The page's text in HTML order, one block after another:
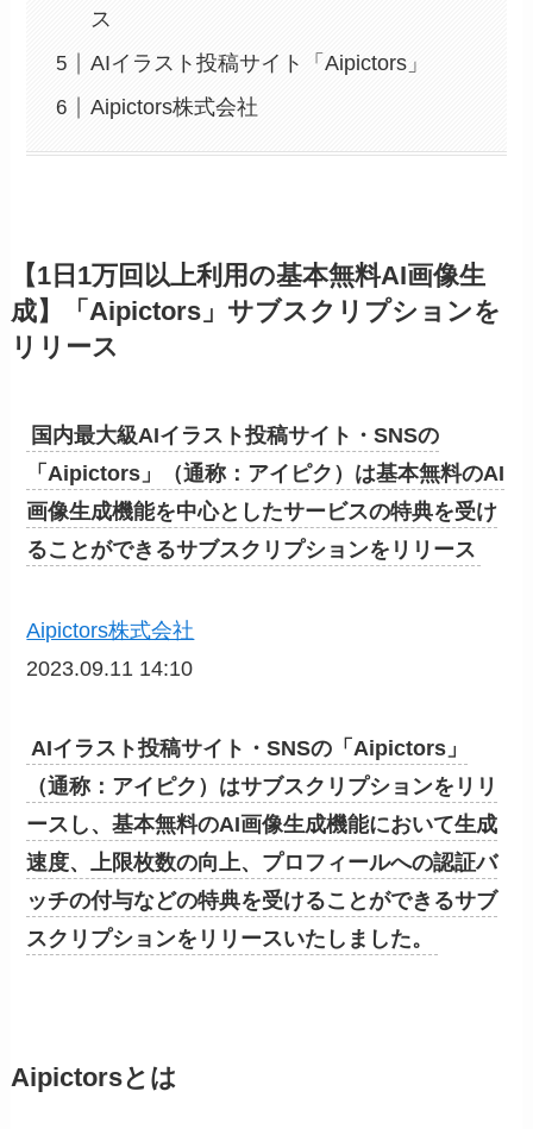
ス
AIイラスト投稿サイト「Aipictors」
Aipictors株式会社
【1日1万回以上利用の基本無料AI画像生
成】「Aipictors」サブスクリプションを
リリース
国内最大級AIイラスト投稿サイト・SNSの
「Aipictors」（通称：アイピク）は基本無料のAI
画像生成機能を中心としたサービスの特典を受け
ることができるサブスクリプションをリリース
Aipictors株式会社
2023.09.11 14:10
AIイラスト投稿サイト・SNSの「Aipictors」
（通称：アイピク）はサブスクリプションをリリ
ースし、基本無料のAI画像生成機能において生成
速度、上限枚数の向上、プロフィールへの認証バ
ッチの付与などの特典を受けることができるサブ
スクリプションをリリースいたしました。
Aipictorsとは